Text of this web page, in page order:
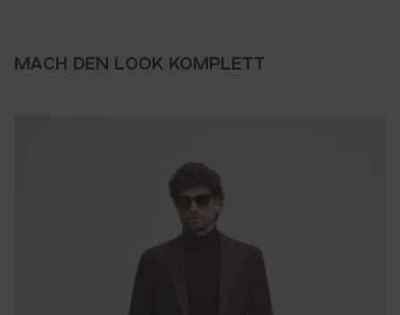
MACH DEN LOOK KOMPLETT